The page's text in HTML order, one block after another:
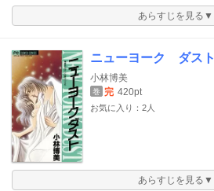
あらすじを見る▼
ニューヨーク ダスト
小林博美
巻 完 420pt
お気に入り：2人
あらすじを見る▼